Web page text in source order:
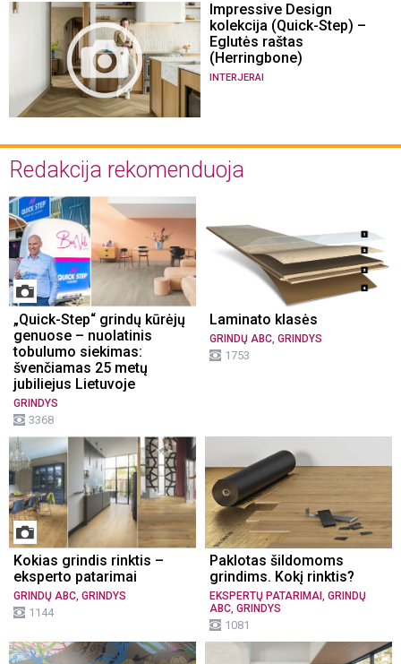
Impressive Design
kolekcija (Quick-Step) –
Eglutės raštas
(Herringbone)
INTERJERAI
Redakcija rekomenduoja
„Quick-Step“ grindų kūrėjų
genuose – nuolatinis
tobulumo siekimas:
švenčiamas 25 metų
jubiliejus Lietuvoje
GRINDYS
3368
Laminato klasės
GRINDŲ ABC, GRINDYS
1753
Kokias grindis rinktis –
eksperto patarimai
GRINDŲ ABC, GRINDYS
1144
Paklotas šildomoms
grindims. Kokį rinktis?
EKSPERTŲ PATARIMAI , GRINDŲ
ABC, GRINDYS
1081